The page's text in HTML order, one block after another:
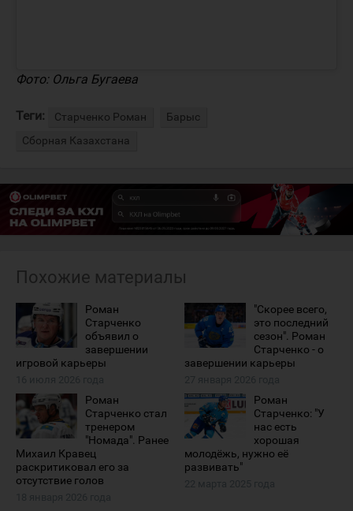
Фото: Ольга Бугаева
Теги: Старченко Роман
Барыс
Сборная Казахстана
Похожие материалы
Роман
Старченко
объявил о
завершении
игровой карьеры
"Скорее всего,
это последний
сезон". Роман
Старченко - о
завершении карьеры
Роман
Старченко стал
тренером
"Номада". Ранее
Михаил Кравец
раскритиковал его за
отсутствие голов
Роман
Старченко: "У
нас есть
хорошая
молодёжь, нужно её
развивать"